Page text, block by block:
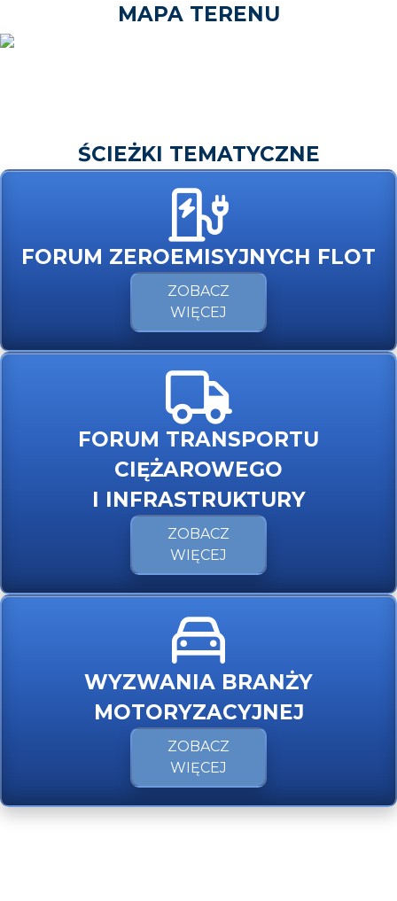
MAPA TERENU
ŚCIEŻKI TEMATYCZNE
FORUM ZEROEMISYJNYCH FLOT
ZOBACZ
WIĘCEJ
FORUM TRANSPORTU
CIĘŻAROWEGO
I INFRASTRUKTURY
ZOBACZ
WIĘCEJ
WYZWANIA BRANŻY
MOTORYZACYJNEJ
ZOBACZ
WIĘCEJ